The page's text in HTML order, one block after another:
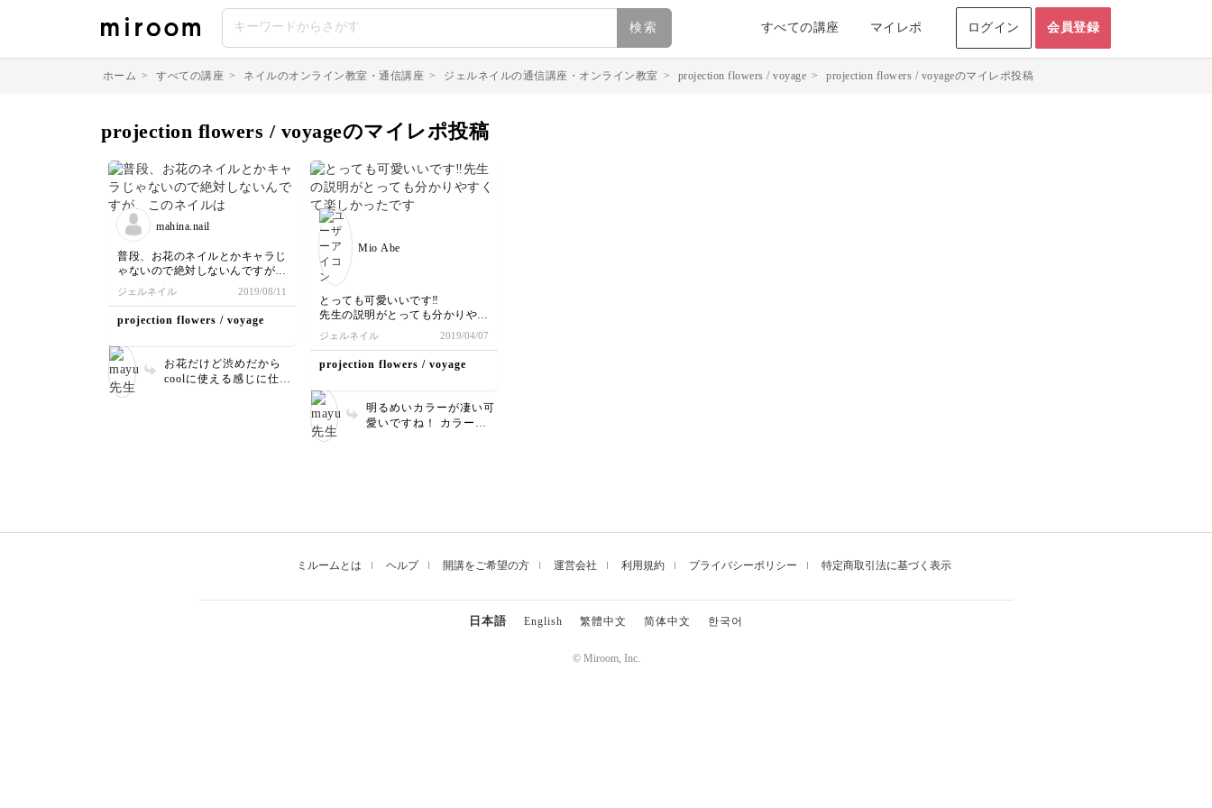
検索 すべての講座 マイレポ ログイン 会員登録
ホーム > すべての講座 > ネイルのオンライン教室・通信講座 > ジェルネイルの通信講座・オンライン教室 > projection flowers / voyage > projection flowers / voyageのマイレポ投稿
projection flowers / voyageのマイレポ投稿
mahina.nail
普段、お花のネイルとかキャラじ
ゃないので絶対しないんですが、
このネイルは逆に絶対した
い！！！と思ったネイルです♪♪
ジェルネイル 2019/08/11
projection flowers / voyage
お花だけど渋めだから
coolに使える感じに仕上
Mio Abe
とっても可愛いいです‼️
先生の説明がとっても分かりやす
くて
楽しかったです✨
ジェルネイル 2019/04/07
projection flowers / voyage
明るめいカラーが凄い可
愛いですね！ カラーチ
ミルームとは ヘルプ 開講をご希望の方 運営会社 利用規約 プライバシーポリシー 特定商取引法に基づく表示
日本語 English 繁體中文 简体中文 한국어
© Miroom, Inc.